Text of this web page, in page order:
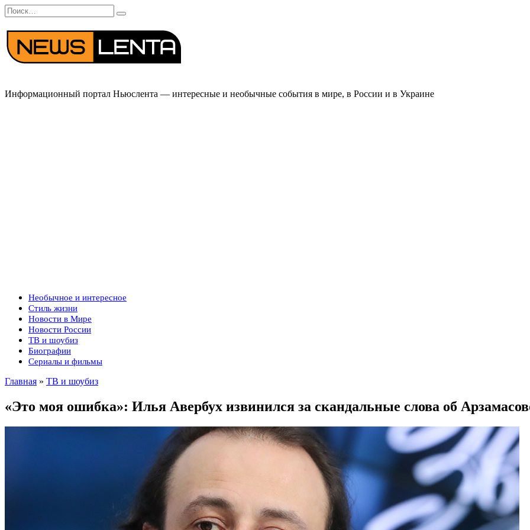
Перейти
к
содержанию
Search
for:
Информационный портал Ньюслента — интересные и необычные события в мире, в России и в Украине
Необычное и интересное
Стиль жизни
Новости в Мире
Новости России
ТВ и шоубиз
Биографии
Сериалы и фильмы
Главная » ТВ и шоубиз
«Это моя ошибка»: Илья Авербух извинился за скандальные слова об